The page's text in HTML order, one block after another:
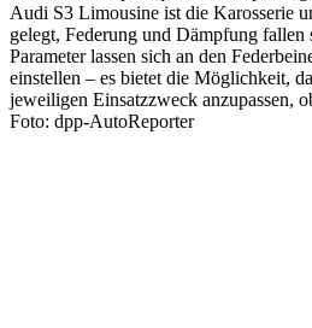
Audi S3 Limousine ist die Karosserie
gelegt, Federung und Dämpfung fallen
Parameter lassen sich an den
einstellen – es bietet die Möglichkeit,
jeweiligen Einsatzzweck anzupassen,
Foto: dpp-AutoReporter